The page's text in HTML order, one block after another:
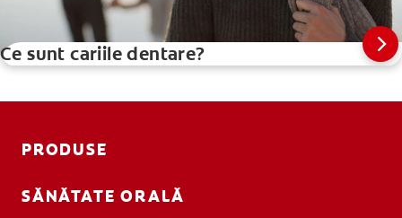
Ce sunt cariile dentare?
PRODUSE
SĂNĂTATE ORALĂ